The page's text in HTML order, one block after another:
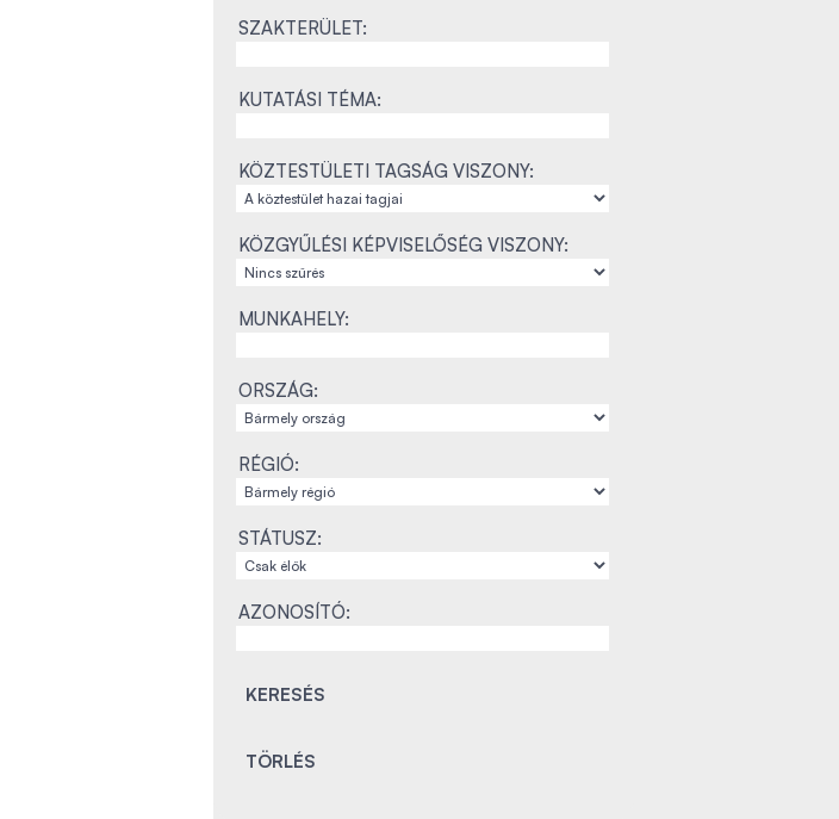
SZAKTERÜLET:
KUTATÁSI TÉMA:
KÖZTESTÜLETI TAGSÁG VISZONY:
KÖZGYŰLÉSI KÉPVISELŐSÉG VISZONY:
MUNKAHELY:
ORSZÁG:
RÉGIÓ:
STÁTUSZ:
AZONOSÍTÓ: